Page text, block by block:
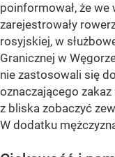
poinformował, że
zarejestrowały
rosyjskiej, w
Granicznej w
nie zastosowali się
oznaczającego
z bliska zobaczyć
W dodatku